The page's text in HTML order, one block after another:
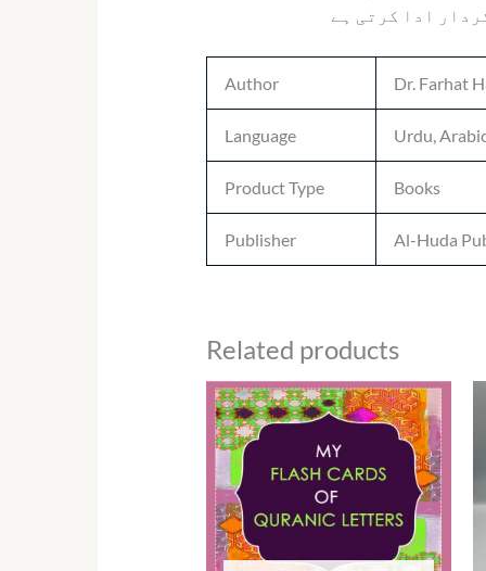
ادا کرتی ہے
Author Dr. Farhat
Language Urdu,
Product Type Books
Publisher Al-Huda
Related products